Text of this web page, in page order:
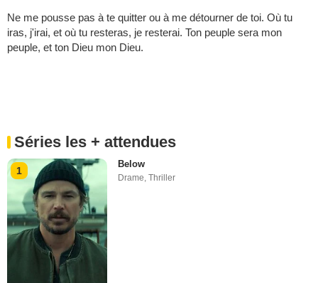
Ne me pousse pas à te quitter ou à me détourner de toi. Où tu
iras, j'irai, et où tu resteras, je resterai. Ton peuple sera mon
peuple, et ton Dieu mon Dieu.
Séries les + attendues
1
Below
Drame ,Thriller